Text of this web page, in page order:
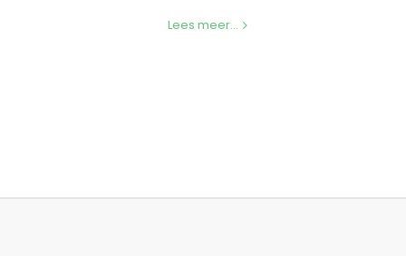
Lees meer...